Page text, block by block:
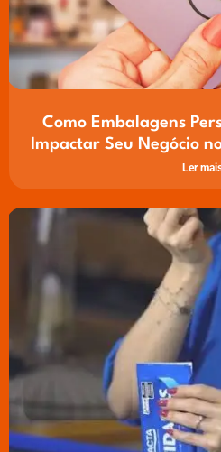
Como Embalagens
Impactar Seu Negócio
Ler